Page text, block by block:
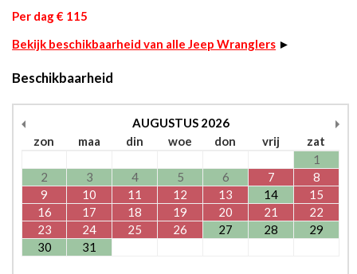
Per dag € 115
Bekijk beschikbaarheid van alle Jeep Wranglers ►
Beschikbaarheid
AUGUSTUS 2026
zon
maa din woe don vrij
zat
1
2
3 4 5 6 7
8
9
10 11 12 13 14
15
16
17 18 19 20 21
22
23
24 25 26 27 28
29
30
31